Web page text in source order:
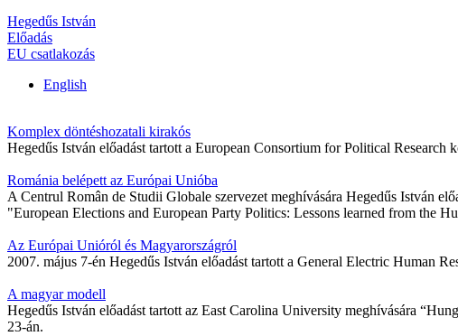
Hegedűs István
Előadás
EU csatlakozás
English
Komplex döntéshozatali kirakós
Hegedűs István előadást tartott a European Consortium for Political
Románia belépett az Európai Unióba
A Centrul Român de Studii Globale szervezet meghívására Hegedűs István
"European Elections and European Party Politics: Lessons learned from the
Az Európai Unióról és Magyarországról
2007. május 7-én Hegedűs István előadást tartott a General Electric Human
A magyar modell
Hegedűs István előadást tartott az East Carolina University meghívására
23-án.